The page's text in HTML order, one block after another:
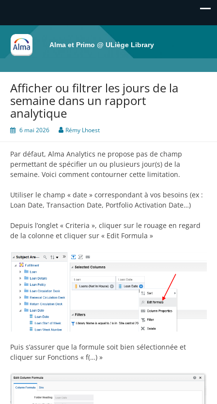
Alma et Primo @ ULiège Library
Afficher ou filtrer les jours de la
semaine dans un rapport
analytique
6 mai 2026 Rémy Lhoest
Par défaut, Alma Analytics ne propose pas de champ
permettant de spécifier un ou plusieurs jour(s) de la
semaine. Voici comment contourner cette limitation.
Utiliser le champ « date » correspondant à vos besoins (ex :
Loan Date, Transaction Date, Portfolio Activation Date…)
Depuis l’onglet « Criteria », cliquer sur le rouage en regard
de la colonne et cliquer sur « Edit Formula »
Puis s’assurer que la formule soit bien sélectionnée et
cliquer sur Fonctions « f(…) »